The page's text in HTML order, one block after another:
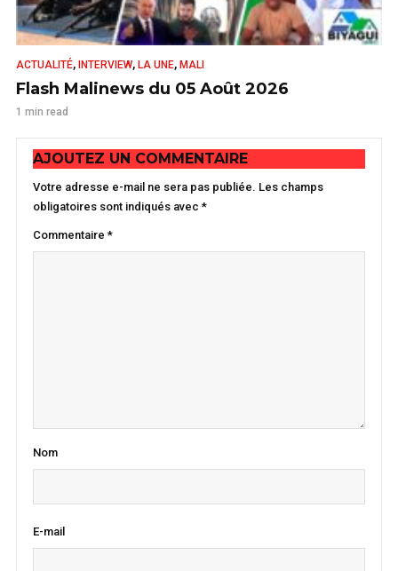
ACTUALITÉ, INTERVIEW, LA UNE, MALI
Flash Malinews du 05 Août 2026
1 min read
AJOUTEZ UN COMMENTAIRE
Votre adresse e-mail ne sera pas publiée. Les champs
obligatoires sont indiqués avec *
Commentaire *
Nom
E-mail